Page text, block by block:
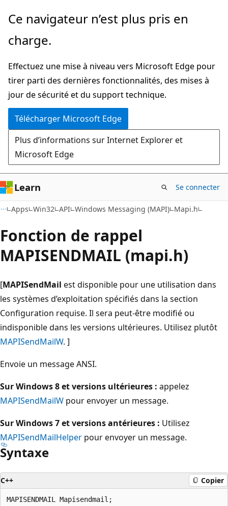
Passer
directement
au
principal
Ce navigateur n’est plus pris en
charge.
Effectuez une mise à niveau vers Microsoft Edge pour
tirer parti des dernières fonctionnalités, des mises à
jour de sécurité et du support technique.
Télécharger Microsoft Edge
Plus d’informations sur Internet Explorer et
Microsoft Edge
Learn Se connecter
Apps Win32 API Windows Messaging (MAPI) Mapi.h
Fonction de rappel
MAPISENDMAIL (mapi.h)
[MAPISendMail est disponible pour une utilisation dans
les systèmes d’exploitation spécifiés dans la section
Configuration requise. Il sera peut-être modifié ou
indisponible dans les versions ultérieures. Utilisez plutôt
MAPISendMailW. ]
Envoie un message ANSI.
Sur Windows 8 et versions ultérieures : appelez
MAPISendMailW pour envoyer un message.
Sur Windows 7 et versions antérieures : Utilisez
MAPISendMailHelper pour envoyer un message.
Syntaxe
C++ Copier
MAPISENDMAIL Mapisendmail;